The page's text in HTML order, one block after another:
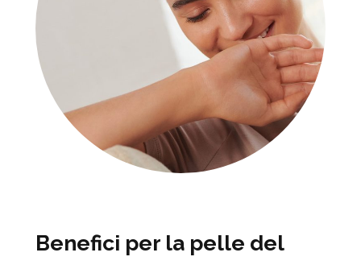
Benefici per la pelle del